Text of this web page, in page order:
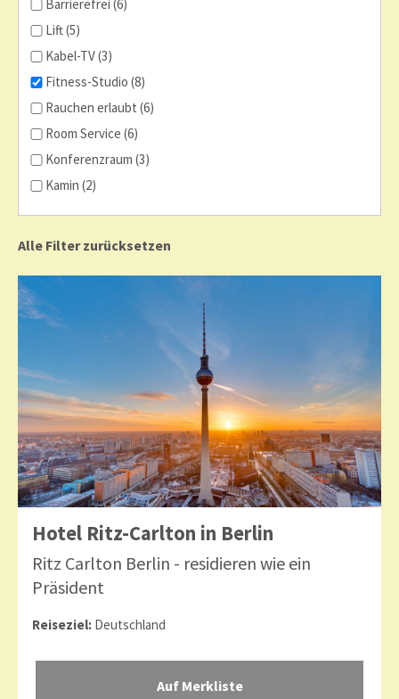
Barrierefrei (6)
Lift (5)
Kabel-TV (3)
Fitness-Studio (8)
Rauchen erlaubt (6)
Room Service (6)
Konferenzraum (3)
Kamin (2)
Hotel Ritz-Carlton in Berlin
Ritz Carlton Berlin - residieren wie ein
Präsident
Reiseziel: Deutschland